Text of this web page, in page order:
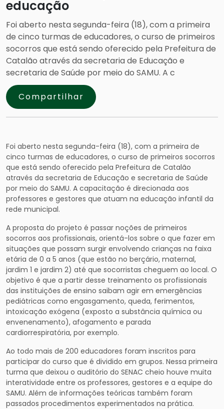
educação
Foi aberto nesta segunda-feira (18), com a primeira
de cinco turmas de educadores, o curso de primeiros
socorros que está sendo oferecido pela Prefeitura de
Catalão através da secretaria de Educação e
secretaria de Saúde por meio do SAMU. A c
Compartilhar
Foi aberto nesta segunda-feira (18), com a primeira de
cinco turmas de educadores, o curso de primeiros socorros
que está sendo oferecido pela Prefeitura de Catalão
através da secretaria de Educação e secretaria de Saúde
por meio do SAMU. A capacitação é direcionada aos
professores e gestores que atuam na educação infantil da
rede municipal.
A proposta do projeto é passar noções de primeiros
socorros aos profissionais, orientá-los sobre o que fazer em
situações que possam surgir envolvendo crianças na faixa
etária de 0 a 5 anos (que estão no berçário, maternal,
jardim 1 e jardim 2) até que socorristas cheguem ao local. O
objetivo é que a partir desse treinamento os profissionais
das instituições de ensino saibam agir em emergências
pediátricas como engasgamento, queda, ferimentos,
intoxicação exógena (exposto a substância química ou
envenenamento), afogamento e parada
cardiorrespiratória, por exemplo.
Ao todo mais de 200 educadores foram inscritos para
participar do curso que é dividido em grupos. Nessa primeira
turma que deixou o auditório do SENAC cheio houve muita
interatividade entre os professores, gestores e a equipe do
SAMU. Além de informações teóricas também foram
passados procedimentos experimentados na prática.